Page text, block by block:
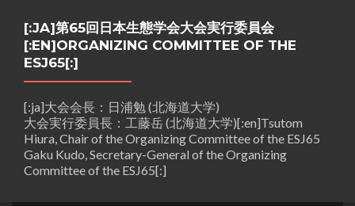
[:JA]第65回日本生態学会大会実行委員会
[:EN]ORGANIZING COMMITTEE OF THE
ESJ65[:]
[:ja]大会会長：日浦勉 (北海道大学)
大会実行委員長：工藤岳 (北海道大学)[:en]Tsutom
Hiura, Chair of the Organizing Committee of the ESJ65
Gaku Kudo, Secretary-General of the Organizing
Committee of the ESJ65[:]